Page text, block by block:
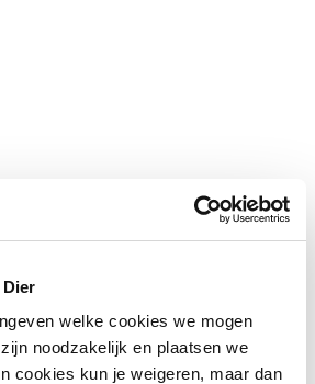
welke cookies we mogen
noodzakelijk en plaatsen we
cookies kun je weigeren, maar dan